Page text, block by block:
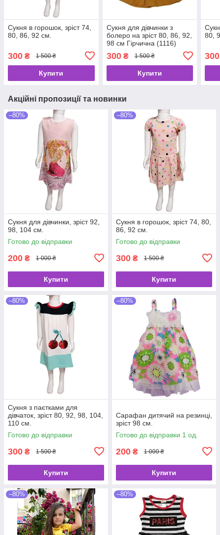
Сукня в горошок, зріст 74,
80, 86, 92 см.
300 ₴ 1 500 ₴
Купити
Сукня для дівчинки з
болеро на зріст 80, 86, 92,
98 см Гірчична (1116)
300₴ 1 500 ₴
Купити
80,
300
Акційні пропозиції та новинки
–80%
Сукня для дівчинки, зріст 92,
98, 104 см.
Готово до відправки
200 ₴ 1 000 ₴
Купити
–80%
Сукня в горошок, зріст 74, 80,
86, 92 см.
Готово до відправки
300 ₴ 1 500 ₴
Купити
–80%
Сукня з паєтками для
дівчаток, зріст 80, 92, 98, 104,
110 см.
Готово до відправки
300 ₴ 1 500 ₴
Купити
–80%
Сарафан дитячий на резинці,
зріст 98 см.
Готово до відправки 1 од.
200 ₴ 1 000 ₴
Купити
–80% –80%